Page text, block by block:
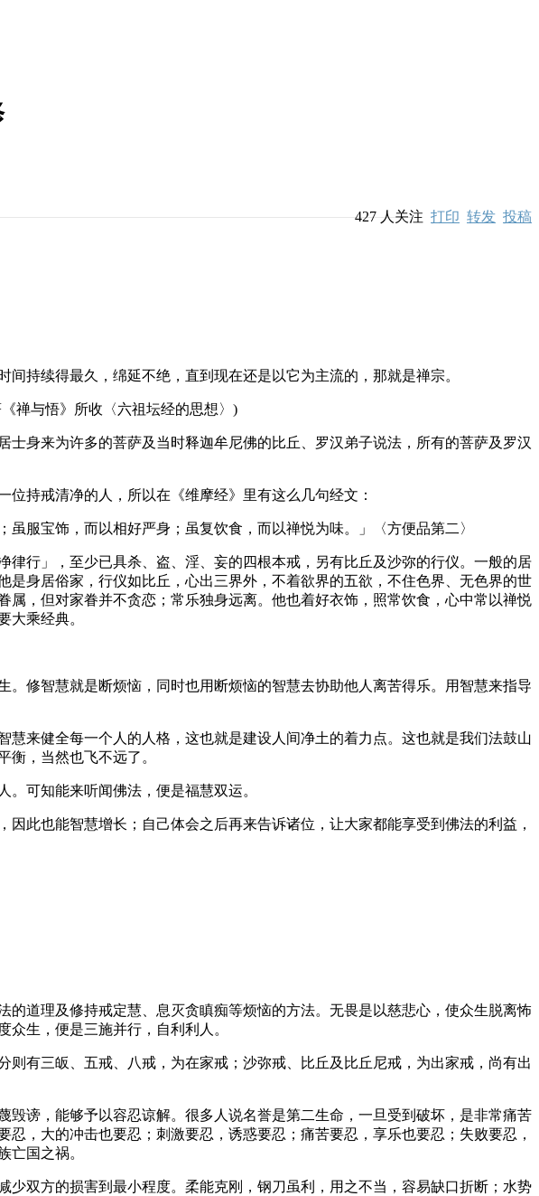
427人关注 打印 转发 投稿
持续得最久，绵延不绝，直到现在还是以它为主流的，那就是禅宗。
禅与悟》所收〈六祖坛经的思想〉)
身来为许多的菩萨及当时释迦牟尼佛的比丘、罗汉弟子说法，所有的菩萨及罗汉
持戒清净的人，所以在《维摩经》里有这么几句经文：
宝饰，而以相好严身；虽复饮食，而以禅悦为味。」〈方便品第二〉
行」，至少已具杀、盗、淫、妄的四根本戒，另有比丘及沙弥的行仪。一般的居
身居俗家，行仪如比丘，心出三界外，不着欲界的五欲，不住色界、无色界的世
，但对家眷并不贪恋；常乐独身远离。他也着好衣饰，照常饮食，心中常以禅悦
大乘经典。
修智慧就是断烦恼，同时也用断烦恼的智慧去协助他人离苦得乐。用智慧来指导
来健全每一个人的人格，这也就是建设人间净土的着力点。这也就是我们法鼓山
，当然也飞不远了。
可知能来听闻佛法，便是福慧双运。
也能智慧增长；自己体会之后再来告诉诸位，让大家都能享受到佛法的利益，
道理及修持戒定慧、息灭贪瞋痴等烦恼的方法。无畏是以慈悲心，使众生脱离怖
生，便是三施并行，自利利人。
有三皈、五戒、八戒，为在家戒；沙弥戒、比丘及比丘尼戒，为出家戒，尚有出
谤，能够予以容忍谅解。很多人说名誉是第二生命，一旦受到破坏，是非常痛苦
，大的冲击也要忍；刺激要忍，诱惑要忍；痛苦要忍，享乐也要忍；失败要忍，
亡国之祸。
双方的损害到最小程度。柔能克刚，钢刀虽利，用之不当，容易缺口折断；水势